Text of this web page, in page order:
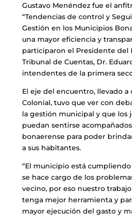
Gustavo Menéndez fue el
“Tendencias de control y
Gestión en los Municipios
una mayor eficiencia y
participaron el Presidente del
Tribunal de Cuentas, Dr.
intendentes de la primera
El eje del encuentro, llevado a
Colonial, tuvo que ver con
la gestión municipal y que los
puedan sentirse
bonaerense para poder
a sus habitantes.
“El municipio está
se hace cargo de los
vecino, por eso nuestro
tenga mejor herramienta y
mayor ejecución del gasto y